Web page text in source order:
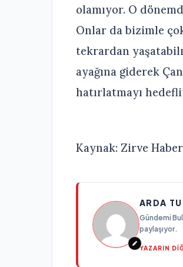
olamıyor. O
Onlar da bizimle
tekrardan
ayağına giderek
hatırlatmayı
Kaynak: Zirve
ARDA
Gündemi
paylaşıyor.
YAZARIN